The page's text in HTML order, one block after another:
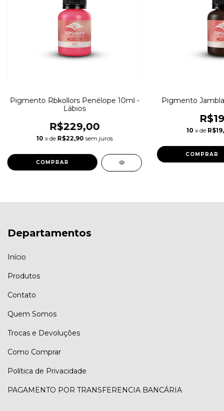
Pigmento Rbkollors Penélope 10ml -
Lábios
R$229,00
10 x de R$22,90 sem juros
Pigmento
10 x de
Departamentos
Início
Produtos
Contato
Quem Somos
Trocas e Devoluções
Como Comprar
Política de Privacidade
PAGAMENTO POR TRANSFERENCIA BANCÁRIA